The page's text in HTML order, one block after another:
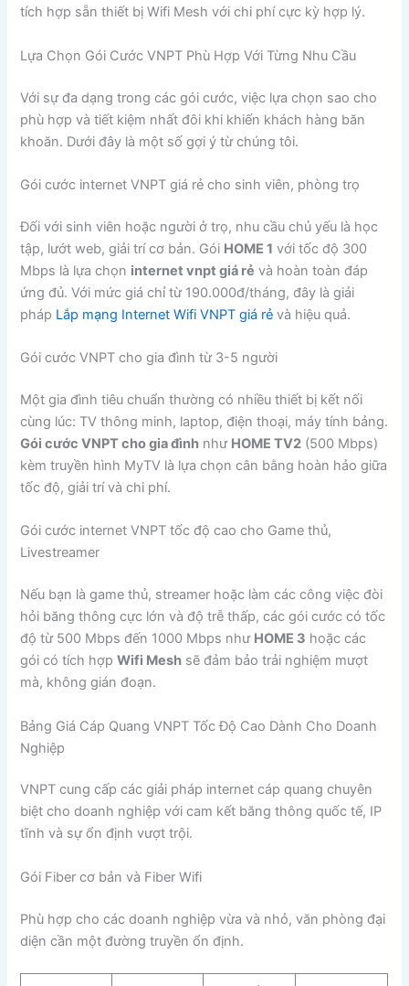
tích hợp sẵn thiết bị Wifi Mesh với chi phí cực kỳ hợp lý.
Lựa Chọn Gói Cước VNPT Phù Hợp Với Từng Nhu Cầu
Với sự đa dạng trong các gói cước, việc lựa chọn sao cho
phù hợp và tiết kiệm nhất đôi khi khiến khách hàng băn
khoăn. Dưới đây là một số gợi ý từ chúng tôi.
Gói cước internet VNPT giá rẻ cho sinh viên, phòng trọ
Đối với sinh viên hoặc người ở trọ, nhu cầu chủ yếu là học
tập, lướt web, giải trí cơ bản. Gói HOME 1 với tốc độ 300
Mbps là lựa chọn internet vnpt giá rẻ và hoàn toàn đáp
ứng đủ. Với mức giá chỉ từ 190.000đ/tháng, đây là giải
pháp Lắp mạng Internet Wifi VNPT giá rẻ và hiệu quả.
Gói cước VNPT cho gia đình từ 3-5 người
Một gia đình tiêu chuẩn thường có nhiều thiết bị kết nối
cùng lúc: TV thông minh, laptop, điện thoại, máy tính bảng.
Gói cước VNPT cho gia đình như HOME TV2 (500 Mbps)
kèm truyền hình MyTV là lựa chọn cân bằng hoàn hảo giữa
tốc độ, giải trí và chi phí.
Gói cước internet VNPT tốc độ cao cho Game thủ,
Livestreamer
Nếu bạn là game thủ, streamer hoặc làm các công việc đòi
hỏi băng thông cực lớn và độ trễ thấp, các gói cước có tốc
độ từ 500 Mbps đến 1000 Mbps như HOME 3 hoặc các
gói có tích hợpWifi Mesh sẽ đảm bảo trải nghiệm mượt
mà, không gián đoạn.
Bảng Giá Cáp Quang VNPT Tốc Độ Cao Dành Cho Doanh
Nghiệp
VNPT cung cấp các giải pháp internet cáp quang chuyên
biệt cho doanh nghiệp với cam kết băng thông quốc tế, IP
tĩnh và sự ổn định vượt trội.
Gói Fiber cơ bản và Fiber Wifi
Phù hợp cho các doanh nghiệp vừa và nhỏ, văn phòng đại
diện cần một đường truyền ổn định.